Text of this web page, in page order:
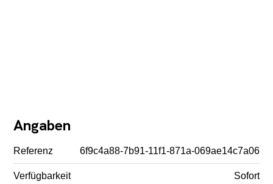
Angaben
Referenz 6f9c4a88-7b91-11f1-871a-069ae14c7a06
Verfügbarkeit Sofort